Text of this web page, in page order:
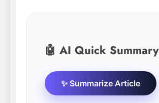
🤖 AI Quick Summary
✨ Summarize Article